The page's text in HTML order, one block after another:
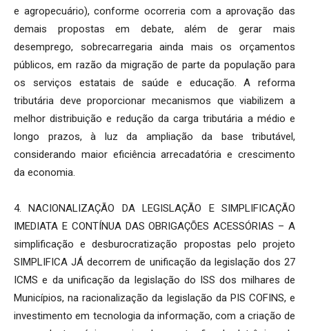
e agropecuário), conforme ocorreria com a aprovação das
demais propostas em debate, além de gerar mais
desemprego, sobrecarregaria ainda mais os orçamentos
públicos, em razão da migração de parte da população para
os serviços estatais de saúde e educação. A reforma
tributária deve proporcionar mecanismos que viabilizem a
melhor distribuição e redução da carga tributária a médio e
longo prazos, à luz da ampliação da base tributável,
considerando maior eficiência arrecadatória e crescimento
da economia.
4. NACIONALIZAÇÃO DA LEGISLAÇÃO E SIMPLIFICAÇÃO
IMEDIATA E CONTÍNUA DAS OBRIGAÇÕES ACESSÓRIAS – A
simplificação e desburocratização propostas pelo projeto
SIMPLIFICA JÁ decorrem de unificação da legislação dos 27
ICMS e da unificação da legislação do ISS dos milhares de
Municípios, na racionalização da legislação da PIS COFINS, e
investimento em tecnologia da informação, com a criação de